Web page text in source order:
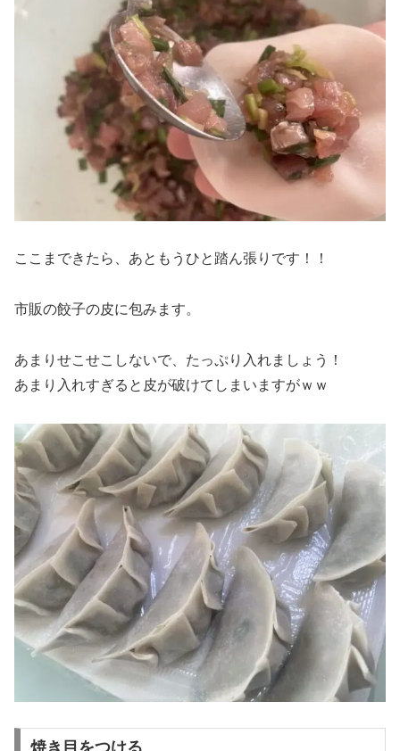
ここまできたら、あともうひと踏ん張りです！！
市販の餃子の皮に包みます。
あまりせこせこしないで、たっぷり入れましょう！
あまり入れすぎると皮が破けてしまいますがｗｗ